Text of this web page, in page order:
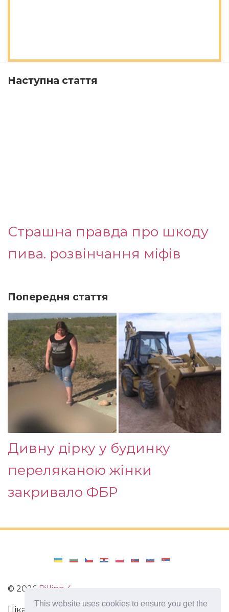
This website uses cookies to ensure you get the
Наступна стаття
Страшна правда про шкоду
пива. розвінчання міфів
Попередня стаття
Дивну дірку у будинку
переляканою жінки
закривало ФБР
© 2026 Billing 4
Цікаві та захоплюючі факти з усього світу. Статті